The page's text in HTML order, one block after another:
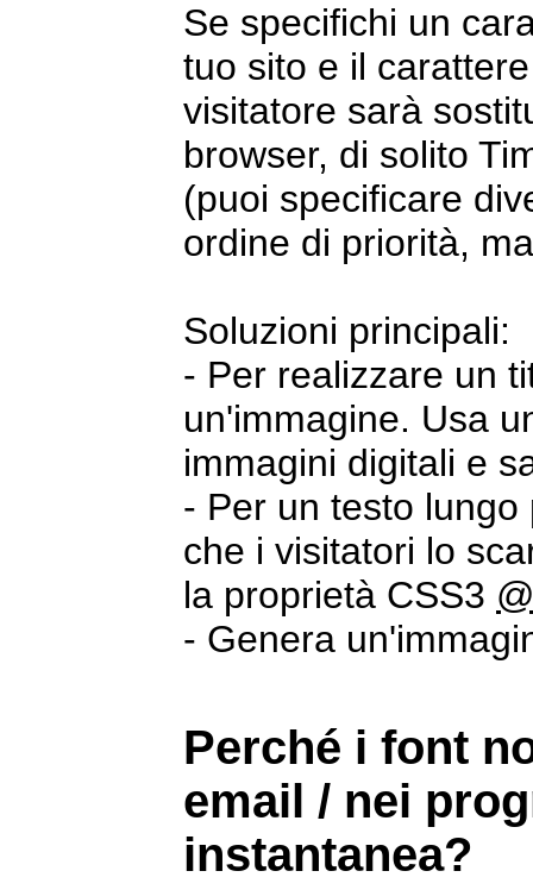
Se specifichi un
tuo sito e il
visitatore sarà
browser, di solito
(puoi specificare
ordine di priorità,
Soluzioni principali:
- Per realizzare un
un'immagine. Usa
immagini digitali e
- Per un testo
che i visitatori lo
la proprietà CSS3
- Genera
Perché i font
email / nei
instantanea?